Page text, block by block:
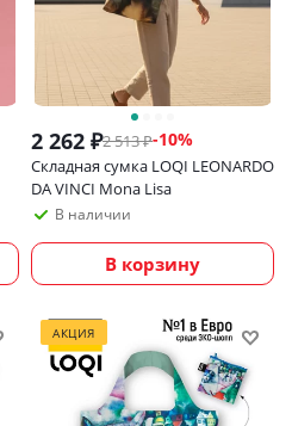
2 262 ₽2 513₽-10%
Складная сумка LOQI LEONARDO
DA VINCI Mona Lisa
В наличии
В корзину
АКЦИЯ